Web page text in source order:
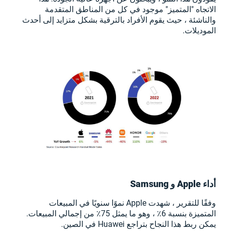
الاتجاه "المتميز" موجود في كل من المناطق المتقدمة
والناشئة ، حيث يقوم الأفراد بالترقية بشكل متزايد إلى أحدث
الموديلات.
أداء Apple و Samsung
وفقًا للتقرير ، شهدت Apple نموًا سنويًا في المبيعات
المتميزة بنسبة 6٪ ، وهو ما يمثل 75٪ من إجمالي المبيعات.
يمكن ربط هذا النجاح بتراجع Huawei في الصين.